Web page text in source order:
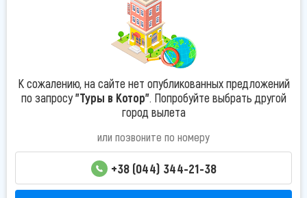
К сожалению, на сайте нет опубликованных предложений
по запросу"Туры в Котор". Попробуйте выбрать другой
город вылета
или позвоните по номеру
+38 (044) 344-21-38